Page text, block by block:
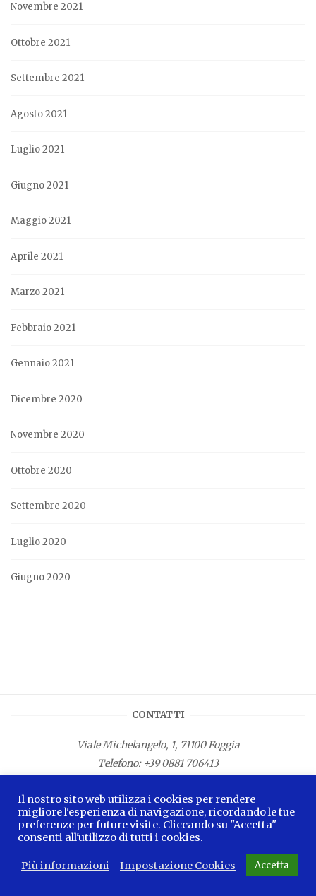
Novembre 2021
Ottobre 2021
Settembre 2021
Agosto 2021
Luglio 2021
Giugno 2021
Maggio 2021
Aprile 2021
Marzo 2021
Febbraio 2021
Gennaio 2021
Dicembre 2020
Novembre 2020
Ottobre 2020
Settembre 2020
Luglio 2020
Giugno 2020
CONTATTI
Viale Michelangelo, 1, 71100 Foggia
Telefono: +39 0881 706413
E-mail:info.lamagnacapitana@regione.puglia.it
Il nostro sito web utilizza i cookies per rendere
migliore l'esperienza di navigazione, ricordando le tue
preferenze per future visite. Cliccando su "Accetta"
consenti all'utilizzo di tutti i cookies.
Più informazioni Impostazione Cookies Accetta